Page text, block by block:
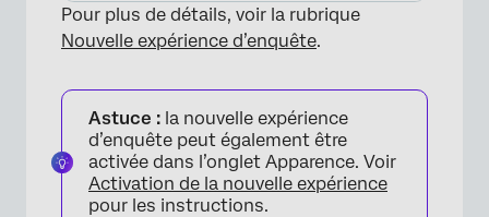
Pour plus de détails, voir la rubrique
Nouvelle expérience d’enquête.
Astuce : la nouvelle expérience
d’enquête peut également être
activée dans l’onglet Apparence. Voir
Activation de la nouvelle expérience
pour les instructions.